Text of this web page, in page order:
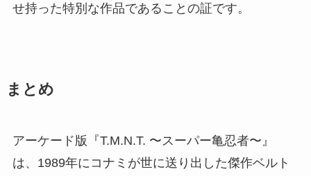
せ持った特別な作品であることの証です。
まとめ
アーケード版『T.M.N.T. 〜スーパー亀忍者〜』
は、1989年にコナミが世に送り出した傑作ベルト